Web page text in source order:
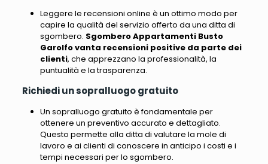
Leggere le recensioni online è un ottimo modo per
capire la qualità del servizio offerto da una ditta di
sgombero. Sgombero Appartamenti Busto
Garolfo vanta recensioni positive da parte dei
clienti, che apprezzano la professionalità, la
puntualità e la trasparenza.
Richiedi un sopralluogo gratuito
Un sopralluogo gratuito è fondamentale per
ottenere un preventivo accurato e dettagliato.
Questo permette alla ditta di valutare la mole di
lavoro e ai clienti di conoscere in anticipo i costi e i
tempi necessari per lo sgombero.